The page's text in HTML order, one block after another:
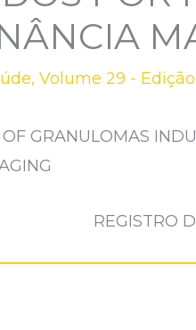
,Volume 29 -
GRANULOMAS
REGISTRO